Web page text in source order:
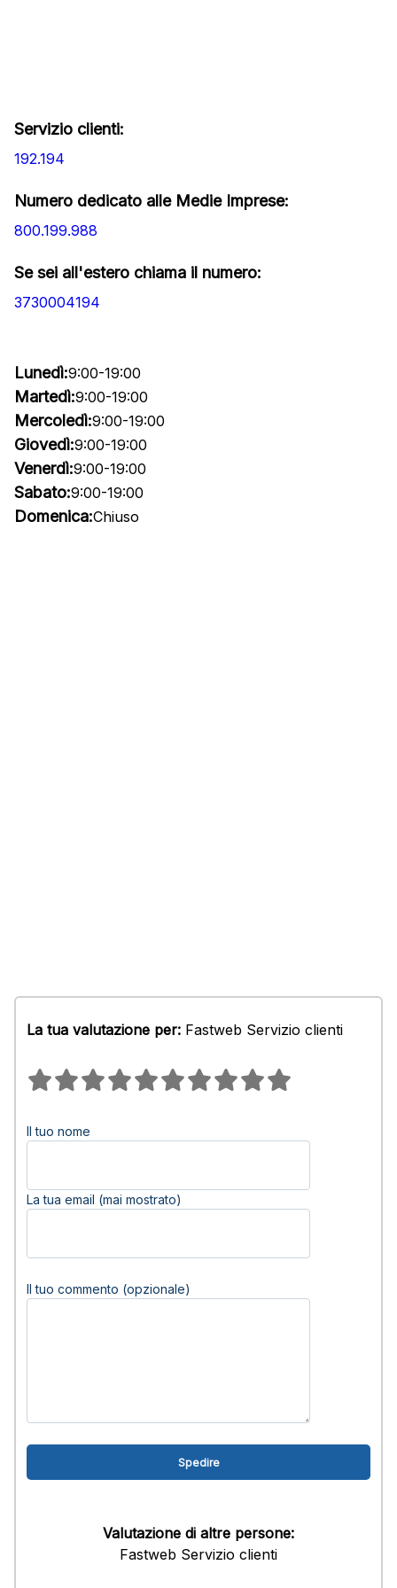
Servizio clienti:
192.194
Numero dedicato alle Medie Imprese:
800.199.988
Se sei all'estero chiama il numero:
3730004194
Lunedì:9:00-19:00
Martedì:9:00-19:00
Mercoledì:9:00-19:00
Giovedì:9:00-19:00
Venerdì:9:00-19:00
Sabato:9:00-19:00
Domenica:Chiuso
La tua valutazione per: Fastweb Servizio clienti
Il tuo nome
La tua email (mai mostrato)
Il tuo commento (opzionale)
Valutazione di altre persone:
Fastweb Servizio clienti